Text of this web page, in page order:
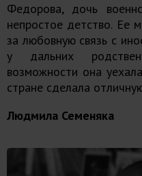
Федорова, дочь
непростое детство. Ее
за любовную связь с
у дальних
возможности она
стране сделала
Людмила Семеняка